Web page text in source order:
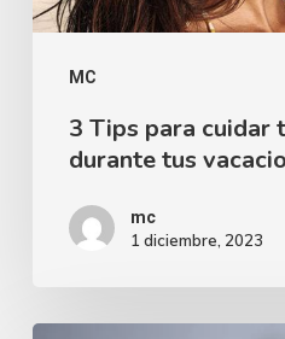
MC
3 Tips para cuidar
durante tus
mc
1 diciembre, 2023